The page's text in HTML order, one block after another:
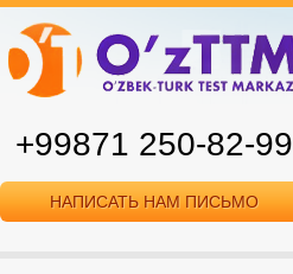
+99871 250-82-99
НАПИСАТЬ НАМ ПИСЬМО